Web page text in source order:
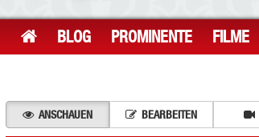
BLOG PROMINENTE FILME
ANSCHAUEN BEARBEITEN